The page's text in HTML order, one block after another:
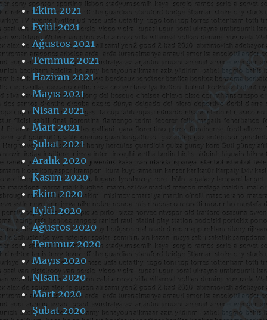
Ekim 2021
Eylül 2021
Ağustos 2021
Temmuz 2021
Haziran 2021
Mayıs 2021
Nisan 2021
Mart 2021
Şubat 2021
Aralık 2020
Kasım 2020
Ekim 2020
Eylül 2020
Ağustos 2020
Temmuz 2020
Mayıs 2020
Nisan 2020
Mart 2020
Şubat 2020